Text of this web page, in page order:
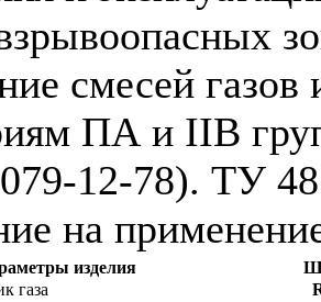
смесей
ПА и IIB
12-78). ТУ
на
изделия
газа